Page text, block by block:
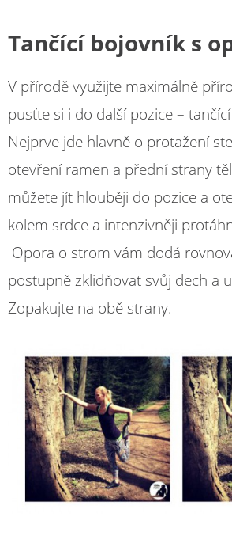
Tančící bojovník s
V přírodě využijte maximálně
pusťte si i do další pozice –
Nejprve jde hlavně o protažení
otevření ramen a přední strany
můžete jít hlouběji do pozice a
kolem srdce a intenzivněji
Opora o strom vám dodá
postupně zklidňovat svůj dech a
Zopakujte na obě strany.